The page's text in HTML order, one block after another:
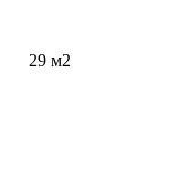
29 м2